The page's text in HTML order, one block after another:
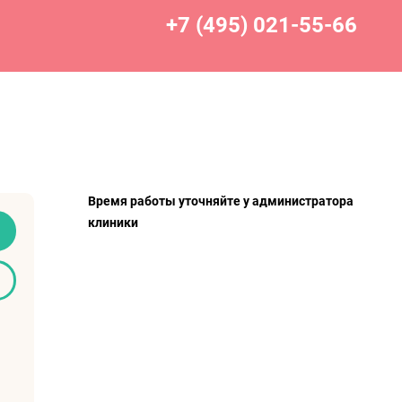
+7 (495) 021-55-66
Время работы уточняйте у администратора
клиники